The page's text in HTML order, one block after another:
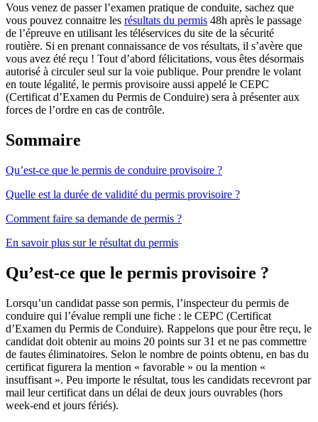
Vous venez de passer l’examen pratique de conduite, sachez que
vous pouvez connaitre les résultats du permis 48h après le passage
de l’épreuve en utilisant les téléservices du site de la sécurité
routière. Si en prenant connaissance de vos résultats, il s’avère que
vous avez été reçu ! Tout d’abord félicitations, vous êtes désormais
autorisé à circuler seul sur la voie publique. Pour prendre le volant
en toute légalité, le permis provisoire aussi appelé le CEPC
(Certificat d’Examen du Permis de Conduire) sera à présenter aux
forces de l’ordre en cas de contrôle.
Sommaire
Qu’est-ce que le permis de conduire provisoire ?
Quelle est la durée de validité du permis provisoire ?
Comment faire sa demande de permis ?
En savoir plus sur le résultat du permis
Qu’est-ce que le permis provisoire ?
Lorsqu’un candidat passe son permis, l’inspecteur du permis de
conduire qui l’évalue rempli une fiche : le CEPC (Certificat
d’Examen du Permis de Conduire). Rappelons que pour être reçu, le
candidat doit obtenir au moins 20 points sur 31 et ne pas commettre
de fautes éliminatoires. Selon le nombre de points obtenu, en bas du
certificat figurera la mention « favorable » ou la mention «
insuffisant ». Peu importe le résultat, tous les candidats recevront par
mail leur certificat dans un délai de deux jours ouvrables (hors
week-end et jours fériés).